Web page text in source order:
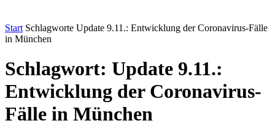
Start Schlagworte Update 9.11.: Entwicklung der Coronavirus-Fälle
in München
Schlagwort: Update 9.11.:
Entwicklung der Coronavirus-
Fälle in München